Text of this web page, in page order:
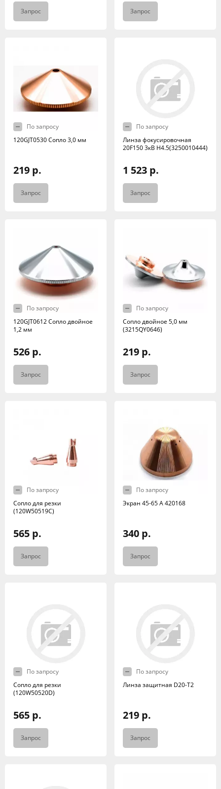
Запрос Запрос
По запросу
120GJT0530 Сопло 3,0 мм
219 р.
Запрос
По запросу
Линза фокусировочная
20F150 3кВ H4.5(3250010444)
1 523 р.
Запрос
По запросу
120GJT0612 Сопло двойное
1,2 мм
526 р.
Запрос
По запросу
Сопло двойное 5,0 мм
(3215QY0646)
219 р.
Запрос
По запросу
Сопло для резки
(120W50519C)
565 р.
Запрос
По запросу
Экран 45-65 А 420168
340 р.
Запрос
По запросу
Сопло для резки
(120W50520D)
565 р.
Запрос
По запросу
Линза защитная D20-T2
219 р.
Запрос